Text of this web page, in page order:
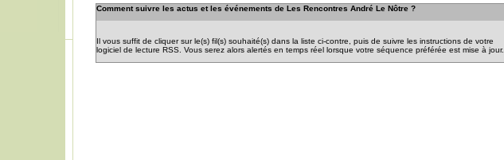
Comment suivre les actus et les événements de Les Rencontres André Le Nôtre ?
Il vous suffit de cliquer sur le(s) fil(s) souhaité(s) dans la liste ci-contre, puis de suivre les instructions de votre
logiciel de lecture RSS. Vous serez alors alertés en temps réel lorsque votre séquence préférée est mise à jour.